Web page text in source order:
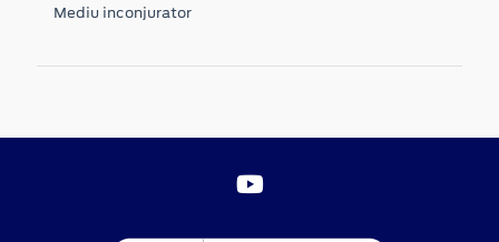
Mediu inconjurator